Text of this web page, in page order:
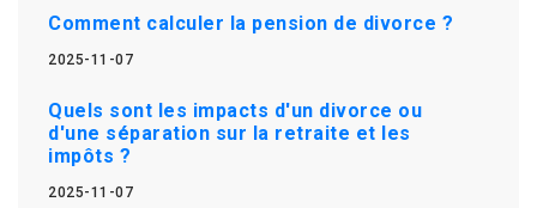
Comment calculer la pension de divorce ?
2025-11-07
Quels sont les impacts d'un divorce ou
d'une séparation sur la retraite et les
impôts ?
2025-11-07